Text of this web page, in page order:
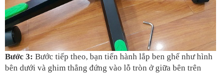
Bước 3: Bước tiếp theo, bạn tiến hành lắp ben ghế như hình
bên dưới và ghim thẳng đứng vào lỗ tròn ở giữa bên trên